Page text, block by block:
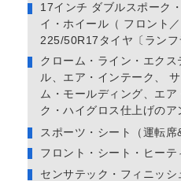
17インチ ダブルスポーク
イ・ホイール（ フロント
225/50R17タイヤ〔ランフ
クローム・ライン・エクス
ル、エア・インテーク、
ム・モールディング、エ
ク・ハイグロス仕上げのア
スポーツ・シート（運転席
フロント・シート・ヒーテ
センサテック・フィニッシ